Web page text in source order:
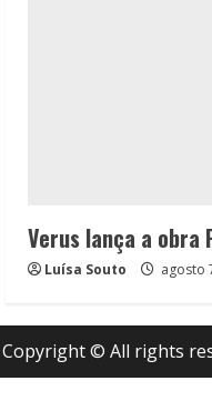
Verus lança a obra
Luísa Souto agosto
Copyright © All rights